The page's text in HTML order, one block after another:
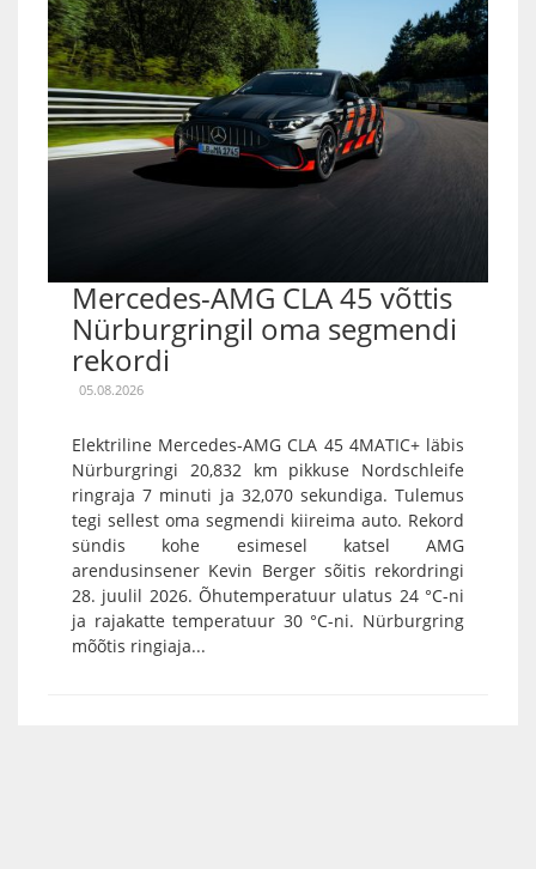
Mercedes-AMG CLA 45 võttis
Nürburgringil oma segmendi
rekordi
05.08.2026
Elektriline Mercedes-AMG CLA 45 4MATIC+ läbis
Nürburgringi 20,832 km pikkuse Nordschleife
ringraja 7 minuti ja 32,070 sekundiga. Tulemus
tegi sellest oma segmendi kiireima auto. Rekord
sündis kohe esimesel katsel AMG
arendusinsener Kevin Berger sõitis rekordringi
28. juulil 2026. Õhutemperatuur ulatus 24 °C-ni
ja rajakatte temperatuur 30 °C-ni. Nürburgring
mõõtis ringiaja...